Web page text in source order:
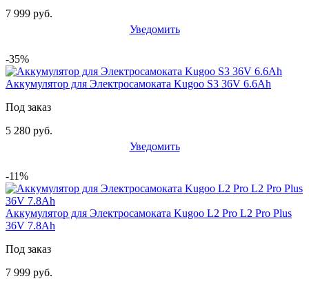
7 999 руб.
Уведомить
-35%
Аккумулятор для Электросамоката Kugoo S3 36V 6.6Ah
Под заказ
5 280 руб.
Уведомить
-11%
Аккумулятор для Электросамоката Kugoo L2 Pro L2 Pro Plus
36V 7.8Ah
Под заказ
7 999 руб.